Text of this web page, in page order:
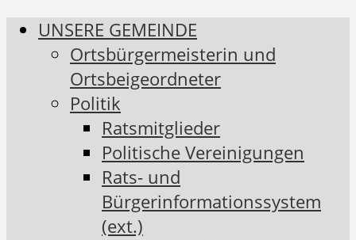
UNSERE GEMEINDE
Ortsbürgermeisterin und
Ortsbeigeordneter
Politik
Ratsmitglieder
Politische Vereinigungen
Rats- und
Bürgerinformationssystem
(ext.)